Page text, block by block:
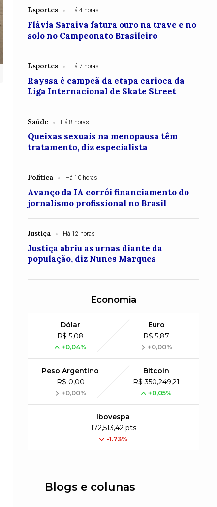
Esportes Há 4 horas
Flávia Saraiva fatura ouro na trave e no
solo no Campeonato Brasileiro
Esportes Há 7 horas
Rayssa é campeã da etapa carioca da
Liga Internacional de Skate Street
Saúde Há 8 horas
Queixas sexuais na menopausa têm
tratamento, diz especialista
Política Há 10 horas
Avanço da IA corrói financiamento do
jornalismo profissional no Brasil
Justiça Há 12 horas
Justiça abriu as urnas diante da
população, diz Nunes Marques
Economia
Dólar
R$ 5,08
+0,04%
Euro
R$ 5,87
+0,00%
Peso Argentino
R$ 0,00
+0,00%
Bitcoin
R$ 350,249,21
+0,05%
Ibovespa
172,513,42 pts
-1.73%
Blogs e colunas